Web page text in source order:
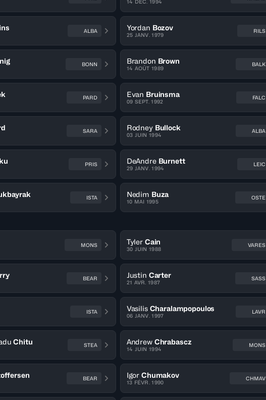
14 DÉC. 1994
ALBA Yordan Bozov
25 JANV. 1979
RILS
BONN Brandon Brown
14 AOÛT 1989
BALK
PARD Evan Bruinsma
09 SEPT. 1992
FALC
SARA Rodney Bullock
03 JUIN 1994
ALBA
PRIS DeAndre Burnett
29 JANV. 1994
LEIC
ISTA Nedim Buza
10 MAI 1995
OSTE
MONS Tyler Cain
30 JUIN 1988
VARES
BEAR Justin Carter
21 AVR. 1987
SASS
ISTA Vasilis Charalampopoulos
06 JANV. 1997
LAVR
Chitu STEA Andrew Chrabascz
14 JUIN 1994
MONS
BEAR Igor Chumakov
13 FÉVR. 1990
CHMAV